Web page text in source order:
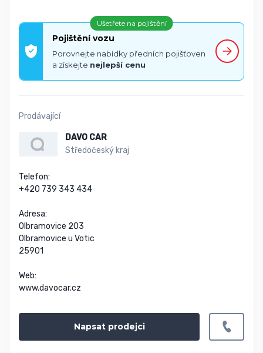
Ušetřete na pojištění
Pojištění vozu
Porovnejte nabídky předních pojišťoven
a získejte nejlepší cenu
Prodávající
DAVO CAR
Středočeský kraj
Telefon:
+420 739 343 434
Adresa:
Olbramovice 203
Olbramovice u Votic
25901
Web:
www.davocar.cz
Napsat prodejci